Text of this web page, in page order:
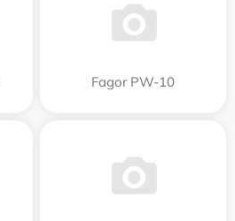
Fagor PW-10